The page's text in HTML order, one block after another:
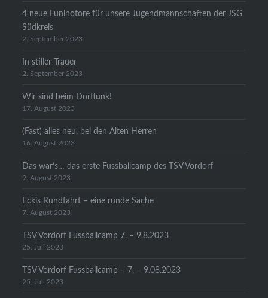
4 neue Funinotore für unsere Jugendmannschaften der JSG
Südkreis
2. September 2023
In stiller Trauer
2. September 2023
Wir sind beim Dorffunk!
17. August 2023
(Fast) alles neu, bei den Alten Herren
16. August 2023
Das war’s… das erste Fussballcamp des TSV Vordorf
9. August 2023
Eckis Rundfahrt – eine runde Sache
7. August 2023
TSV Vordorf Fussballcamp 7. – 9.8.2023
25. Juli 2023
TSV Vordorf Fussballcamp – 7. – 9.08.2023
25. Juli 2023